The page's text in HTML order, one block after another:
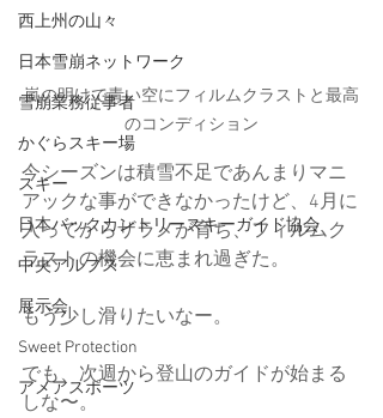
西上州の山々
日本雪崩ネットワーク
雪崩業務従事者
かぐらスキー場
スキー
日本バックカントリースキーガイド協会
中央アルプス
展示会
Sweet Protection
アメアスポーツ
嵐の明けで青い空にフィルムクラストと最高
のコンディション
今シーズンは積雪不足であんまりマニ
アックな事ができなかったけど、4月に
入ってからザラメが育ち、フィルムク
ラストの機会に恵まれ過ぎた。
もう少し滑りたいなー。
でも、次週から登山のガイドが始まる
しな〜。